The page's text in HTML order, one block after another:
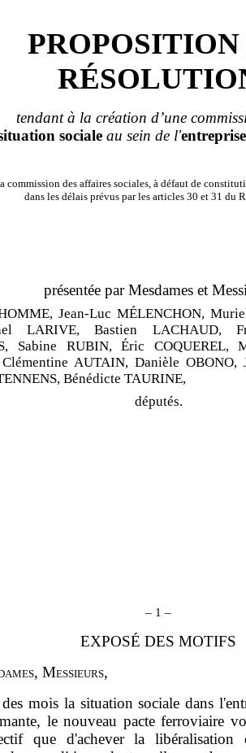
PROPOSITION
tendant à la création d’une
sociale au sein de l'entreprise
commission des affaires sociales, à défaut de
dans les délais prévus par les articles 30 et 31 du
présentée par Mesdames et
Jean‑Luc MÉLENCHON,
LARIVE, Bastien LACHAUD,
Sabine RUBIN, Éric COQUEREL,
Clémentine AUTAIN, Danièle OBONO,
Bénédicte TAURINE,
députés.
– 1 –
EXPOSÉ DES MOTIFS
, Messieurs,
mois la situation sociale dans
le nouveau pacte ferroviaire
que d'achever la